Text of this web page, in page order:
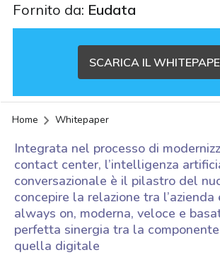
Fornito da: Eudata
SCARICA IL
Home Whitepaper
Integrata nel processo di
contact center, l’intelligenza
conversazionale è il pilastro del
concepire la relazione tra
always on, moderna, veloce e
perfetta sinergia tra la
quella digitale